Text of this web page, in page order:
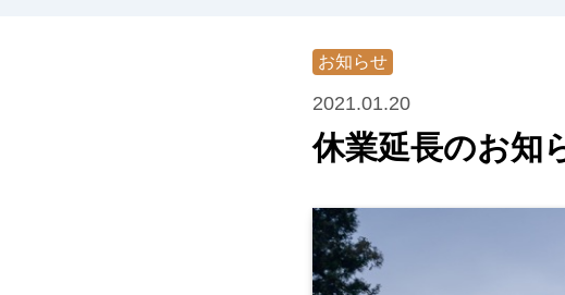
お知らせ
2021.01.20
休業延長のお知